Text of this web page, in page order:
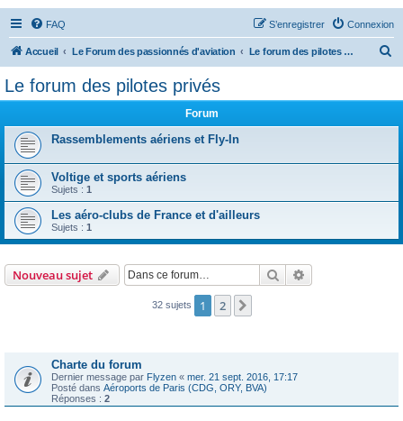
FAQ Connexion
S’enregistrer
Accueil Le Forum des passionnés d'aviation Le forum des pilotes privés
h
r
Le forum des pilotes privés
Forum
Rassemblements aériens et Fly-In
Voltige et sports aériens
Sujets : 1
Les aéro-clubs de France et d'ailleurs
Sujets : 1
Nouveau sujet Rechercher
32 sujets 1 2
Charte du forum
Dernier message par Flyzen « mer. 21 sept. 2016, 17:17
Posté dans Aéroports de Paris (CDG, ORY, BVA)
Réponses : 2